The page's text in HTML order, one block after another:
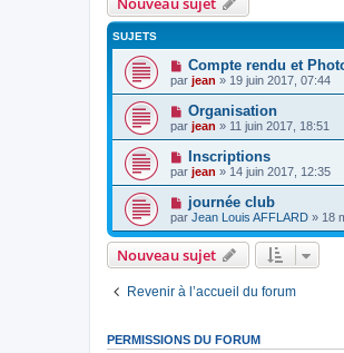
SUJETS
Compte rendu et
par jean » 19 juin 2017, 07:44
Organisation
par jean » 11 juin 2017, 18:51
Inscriptions
par jean » 14 juin 2017, 12:35
journée club
par Jean Louis AFFLARD » 18
Nouveau sujet
Revenir à l’accueil du forum
PERMISSIONS DU FORUM